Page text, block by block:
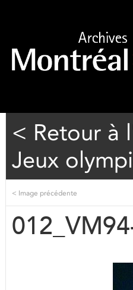
< Retour à
Jeux
< Image précédente